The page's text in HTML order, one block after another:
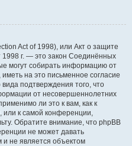
Act of 1998), или Акт о защите
1998 г. — это закон Соединённых
могут собирать информацию от
на это письменное согласие
подтверждения того, что
от несовершеннолетних
ли это к вам, как к
к самой конференции,
Обратите внимание, что phpBB
не может давать
не является объектом